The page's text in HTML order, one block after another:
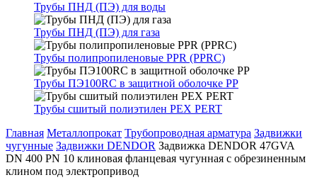
Трубы ПНД (ПЭ) для воды
Трубы ПНД (ПЭ) для газа
Трубы полипропиленовые PPR (PPRC)
Трубы ПЭ100RC в защитной оболочке PP
Трубы сшитый полиэтилен PEX PERT
Главная Металлопрокат Трубопроводная арматура Задвижки
чугунные Задвижки DENDOR Задвижка DENDOR 47GVA
DN 400 PN 10 клиновая фланцевая чугунная с обрезиненным
клином под электропривод